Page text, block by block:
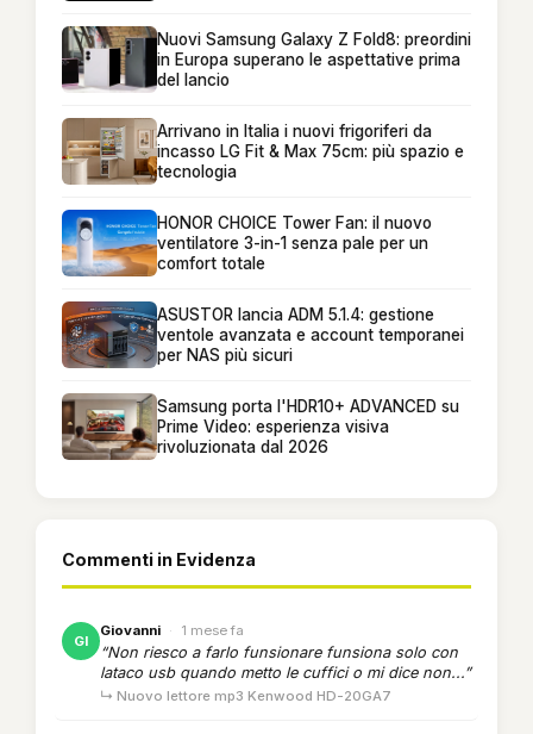
Nuovi Samsung Galaxy Z Fold8: preordini
in Europa superano le aspettative prima
del lancio
Arrivano in Italia i nuovi frigoriferi da
incasso LG Fit & Max 75cm: più spazio e
tecnologia
HONOR CHOICE Tower Fan: il nuovo
ventilatore 3-in-1 senza pale per un
comfort totale
ASUSTOR lancia ADM 5.1.4: gestione
ventole avanzata e account temporanei
per NAS più sicuri
Samsung porta l'HDR10+ ADVANCED su
Prime Video: esperienza visiva
rivoluzionata dal 2026
Commenti in Evidenza
GI
Giovanni · 1 mese fa
“Non riesco a farlo funsionare funsiona solo con
lataco usb quando metto le cuffici o mi dice non...”
↳ Nuovo lettore mp3 Kenwood HD-20GA7